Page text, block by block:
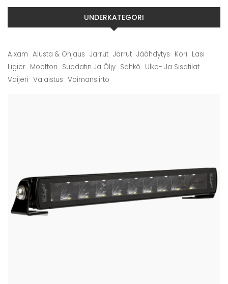
UNDERKATEGORI
Aixam Alusta & Ohjaus Jarrut Jarrut Jäähdytys Kori Lasi
Ligier Moottori Suodatin Ja Öljy Sähkö Ulko- Ja Sisätilat
Vaijeri Valaistus Voimansiirto